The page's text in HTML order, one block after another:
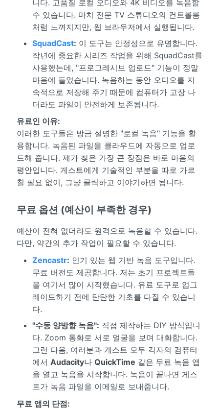
니다. 고품질 로컬 오디오와 4K 비디오를 녹음할
수 있습니다. 마치 전문 TV 스튜디오의 컨트롤룸
처럼 느껴지지만, 웹 브라우저에서 실행됩니다.
SquadCast: 이 도구는 안정성으로 유명합니다.
작년에 중요한 시리즈 작업을 위해 SquadCast를
사용했는데, "프로그레시브 업로드" 기능이 정말
마음에 들었습니다. 녹음하는 동안 오디오를 지
속적으로 저장해 주기 때문에 컴퓨터가 고장 나
더라도 파일이 안전하게 보존됩니다.
유료인 이유:
이러한 도구들은 방금 설명한 "로컬 녹음" 기능을 활
용합니다. 녹음된 파일을 클라우드에 자동으로 업로
드해 줍니다. 제가 찾은 가장 큰 장점은 바로 마음의
평안입니다. 게스트에게 기술적인 부분을 따로 가르
칠 필요 없이, 그냥 클릭하고 이야기하면 됩니다.
무료 옵션 (예산이 부족한 경우)
예산이 전혀 없더라도 원격으로 녹음할 수 있습니다.
다만, 약간의 추가 작업이 필요할 수 있습니다.
Zencastr: 인기 있는 웹 기반 녹음 도구입니다.
무료 버전도 제공합니다. 저는 초기 프로젝트들
을 여기서 많이 시작했습니다. 유료 도구로 업그
레이드하기 전에 탄탄한 기초를 다질 수 있습니
다.
"수동 양방향 녹음": 직접 제작하는 DIY 방식입니
다. Zoom 통화로 서로 얼굴을 보며 대화합니다.
그런 다음, 여러분과 게스트 모두 각자의 컴퓨터
에서 Audacity나 QuickTime 같은 무료 녹음 앱
을 열고 녹음을 시작합니다. 녹음이 끝나면 게스
트가 녹음 파일을 이메일로 보내줍니다.
무료 앱의 단점: